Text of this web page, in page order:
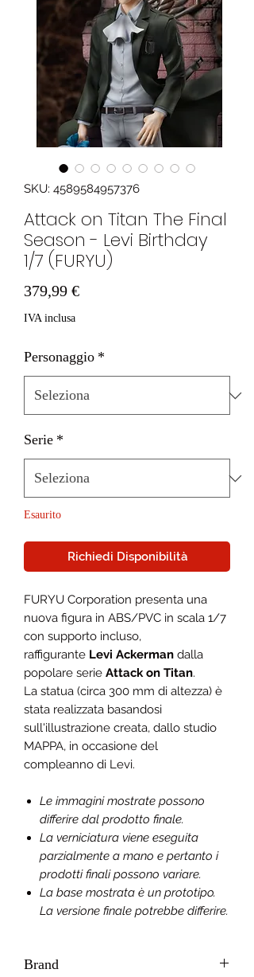
SKU: 4589584957376
Attack on Titan The Final
Season - Levi Birthday
1/7 (FURYU)
379,99 €Prezzo
IVA inclusa
Personaggio *
Serie *
Esaurito
Richiedi Disponibilità
FURYU Corporation presenta una
nuova figura in ABS/PVC in scala 1/7
con supporto incluso,
raffigurante Levi Ackerman dalla
popolare serie Attack on Titan.
La statua (circa 300 mm di altezza) è
stata realizzata basandosi
sull'illustrazione creata, dallo studio
MAPPA, in occasione del
compleanno di Levi.
Le immagini mostrate possono
differire dal prodotto finale.
La verniciatura viene eseguita
parzialmente a mano e pertanto i
prodotti finali possono variare.
La base mostrata è un prototipo.
La versione finale potrebbe differire.
Brand